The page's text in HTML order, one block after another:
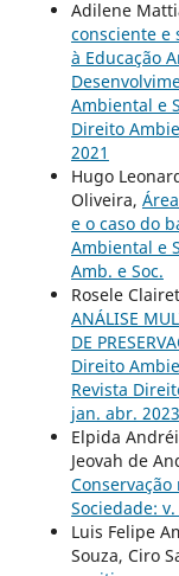
Adilene
consciente e
à Educação
Ambiental e
Direito
2021
Hugo
Oliveira,
e o caso do
Ambiental e
Amb. e Soc.
Rosele
ANÁLISE
DE
Direito
Revista
jan. abr. 2023
Elpida
Jeovah de
Conservação
Sociedade:
Luis Felipe
Souza, Ciro